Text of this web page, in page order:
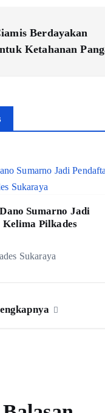
Berdayakan
Ketahanan
Sumarno Jadi
Pilkades
Sukaraya